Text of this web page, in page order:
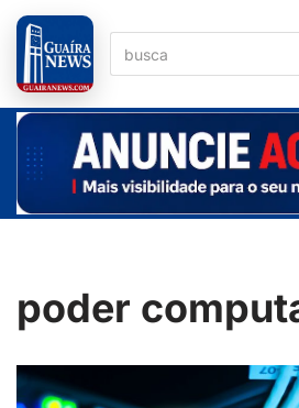
Pular
para
o
conteúdo
poder